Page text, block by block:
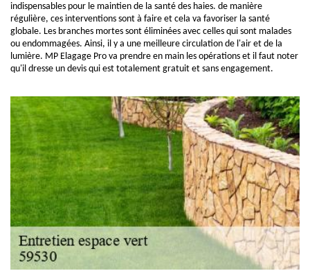
indispensables pour le maintien de la santé des haies. de manière
régulière, ces interventions sont à faire et cela va favoriser la santé
globale. Les branches mortes sont éliminées avec celles qui sont malades
ou endommagées. Ainsi, il y a une meilleure circulation de l'air et de la
lumière. MP Elagage Pro va prendre en main les opérations et il faut noter
qu'il dresse un devis qui est totalement gratuit et sans engagement.